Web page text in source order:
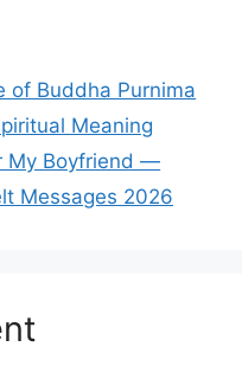
of Buddha Purnima
Meaning
My Boyfriend —
Messages 2026